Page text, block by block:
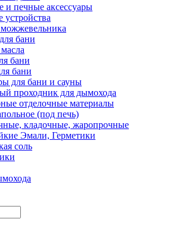
и печные аксессуары
бани
бани
бани
для бани и сауны
проходник для дымохода
отделочные материалы
(под печь)
кладочные, жаропрочные
Эмали, Герметики
соль